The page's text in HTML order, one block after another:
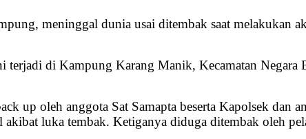
meninggal dunia usai ditembak saat melakukan
terjadi di Kampung Karang Manik, Kecamatan
up oleh anggota Sat Samapta beserta Kapolsek
luka tembak. Ketiganya diduga ditembak oleh